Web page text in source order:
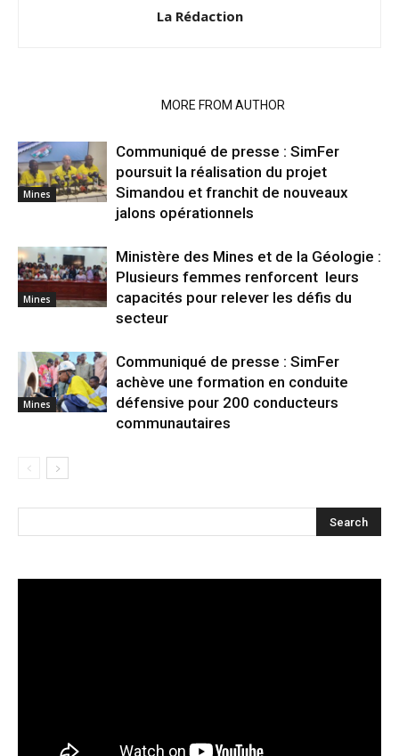
La Rédaction
MORE FROM AUTHOR
Mines
Communiqué de presse : SimFer
poursuit la réalisation du projet
Simandou et franchit de nouveaux
jalons opérationnels
Mines
Ministère des Mines et de la Géologie :
Plusieurs femmes renforcent leurs
capacités pour relever les défis du
secteur
Mines
Communiqué de presse : SimFer
achève une formation en conduite
défensive pour 200 conducteurs
communautaires